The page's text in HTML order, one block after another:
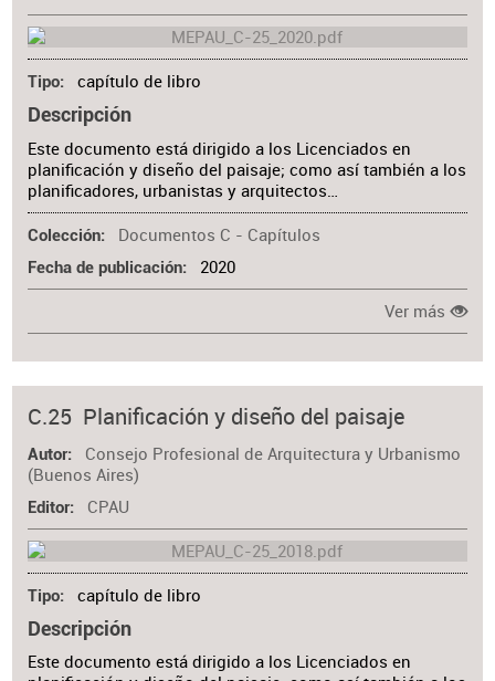
Tipo capítulo de libro
Descripción
Este documento está dirigido a los Licenciados en
planificación y diseño del paisaje; como así también a los
planificadores, urbanistas y arquitectos…
Colección Documentos C - Capítulos
Fecha de publicación 2020
Ver más
C.25 Planificación y diseño del paisaje
Autor
Consejo Profesional de Arquitectura y Urbanismo
(Buenos Aires)
Editor CPAU
Tipo capítulo de libro
Descripción
Este documento está dirigido a los Licenciados en